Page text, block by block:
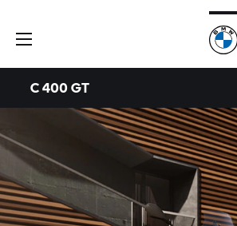
C 400 GT